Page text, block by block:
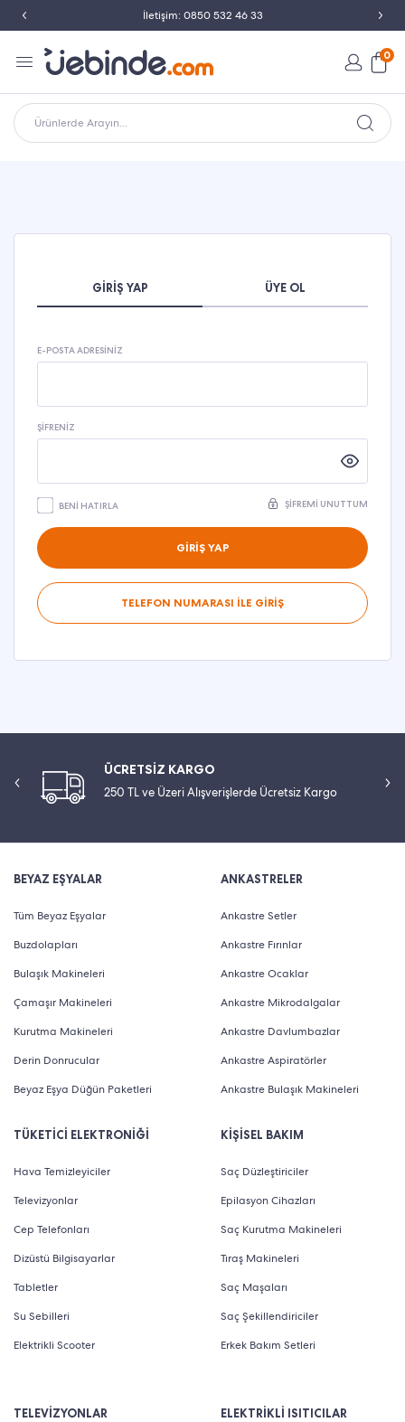
İletişim: 0850 532 46 33
0
Ürünlerde Arayın...
GIRIŞ YAP ÜYE OL
E-POSTA ADRESINIZ
ŞIFRENIZ
BENI HATIRLA ŞIFREMI UNUTTUM
GİRİŞ YAP
TELEFON NUMARASI İLE GİRİŞ
ÜCRETSİZ KARGO
250 TL ve Üzeri Alışverişlerde Ücretsiz Kargo
BEYAZ EŞYALAR
Tüm Beyaz Eşyalar
Buzdolapları
Bulaşık Makineleri
Çamaşır Makineleri
Kurutma Makineleri
Derin Donrucular
Beyaz Eşya Düğün Paketleri
TÜKETİCİ ELEKTRONİĞİ
Hava Temizleyiciler
Televizyonlar
Cep Telefonları
Dizüstü Bilgisayarlar
Tabletler
Su Sebilleri
Elektrikli Scooter
ANKASTRELER
Ankastre Setler
Ankastre Fırınlar
Ankastre Ocaklar
Ankastre Mikrodalgalar
Ankastre Davlumbazlar
Ankastre Aspiratörler
Ankastre Bulaşık Makineleri
KİŞİSEL BAKIM
Saç Düzleştiriciler
Epilasyon Cihazları
Saç Kurutma Makineleri
Tıraş Makineleri
Saç Maşaları
Saç Şekillendiriciler
Erkek Bakım Setleri
TELEVİZYONLAR ELEKTRİKLİ ISITICILAR